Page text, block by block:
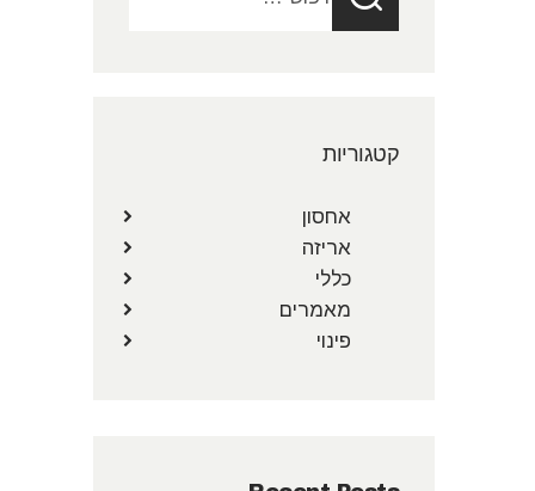
קטגוריות
אחסון
אריזה
כללי
מאמרים
פינוי